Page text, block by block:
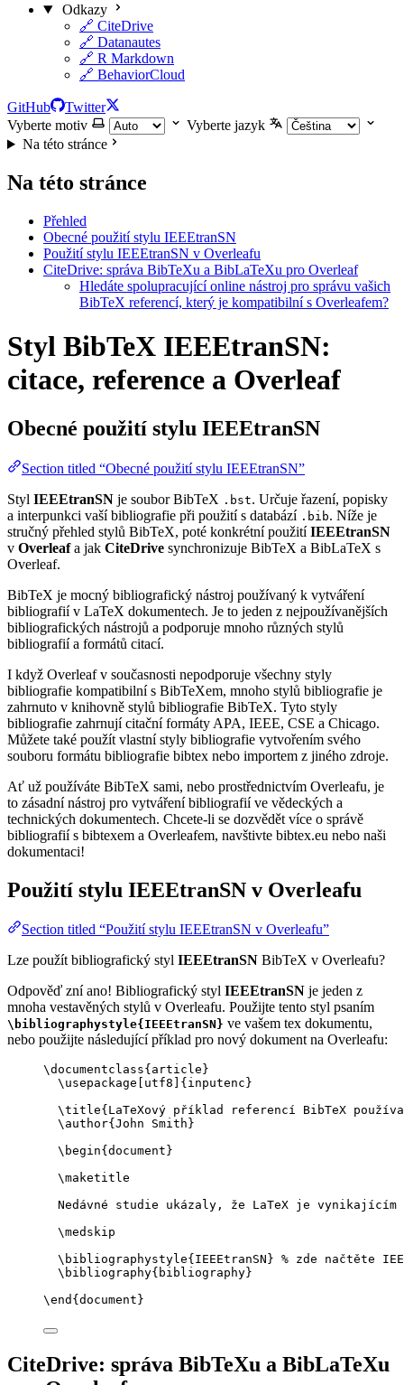
Odkazy
🔗 CiteDrive
🔗 Datanautes
🔗 R Markdown
🔗 BehaviorCloud
GitHub
Twitter
Vyberte motiv
Vyberte jazyk
Na této stránce
Na této stránce
Přehled
Obecné použití stylu IEEEtranSN
Použití stylu IEEEtranSN v Overleafu
CiteDrive: správa BibTeXu a BibLaTeXu pro Overleaf
Hledáte spolupracující online nástroj pro správu vašich
BibTeX referencí, který je kompatibilní s Overleafem?
Styl BibTeX IEEEtranSN:
citace, reference a Overleaf
Obecné použití stylu IEEEtranSN
Section titled “Obecné použití stylu IEEEtranSN”
Styl IEEEtranSN je soubor BibTeX .bst. Určuje řazení, popisky
a interpunkci vaší bibliografie při použití s databází .bib. Níže je
stručný přehled stylů BibTeX, poté konkrétní použitíIEEEtranSN
v Overleafa jak CiteDrive synchronizuje BibTeX a BibLaTeX s
Overleaf.
BibTeX je mocný bibliografický nástroj používaný k vytváření
bibliografií v LaTeX dokumentech. Je to jeden z nejpoužívanějších
bibliografických nástrojů a podporuje mnoho různých stylů
bibliografií a formátů citací.
I když Overleaf v současnosti nepodporuje všechny styly
bibliografie kompatibilní s BibTeXem, mnoho stylů bibliografie je
zahrnuto v knihovně stylů bibliografie BibTeX. Tyto styly
bibliografie zahrnují citační formáty APA, IEEE, CSE a Chicago.
Můžete také použít vlastní styly bibliografie vytvořením svého
souboru formátu bibliografie bibtex nebo importem z jiného zdroje.
Ať už používáte BibTeX sami, nebo prostřednictvím Overleafu, je
to zásadní nástroj pro vytváření bibliografií ve vědeckých a
technických dokumentech. Chcete-li se dozvědět více o správě
bibliografií s bibtexem a Overleafem, navštivte bibtex.eu nebo naši
dokumentaci!
Použití stylu IEEEtranSN v Overleafu
Section titled “Použití stylu IEEEtranSN v Overleafu”
Lze použít bibliografický styl IEEEtranSN BibTeX v Overleafu?
Odpověď zní ano! Bibliografický styl IEEEtranSN je jeden z
mnoha vestavěných stylů v Overleafu. Použijte tento styl psaním
\bibliographystyle{IEEEtranSN} ve vašem tex dokumentu,
nebo použijte následující příklad pro nový dokument na Overleafu:
\documentclass{ article }
\usepackage
utf8 ]{ inputenc }
\title{LaTeXový příklad referencí BibTeX
\author{John Smith}
\begin{ document }
\maketitle
Nedávné studie ukázaly, že LaTeX je vynikajícím
\medskip
\bibliographystyle{IEEEtranSN} % zde načtěte
\bibliography{bibliography}
\end { document }
CiteDrive: správa BibTeXu a BibLaTeXu